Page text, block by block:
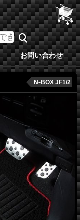
お問い合わせ
N-BOX JF1/2